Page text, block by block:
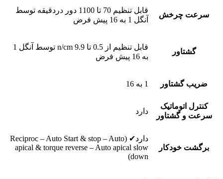
سرعت چرخش
قابل تنظیم 70 تا 1100 دور دردقیقه توسط
آنگل 1 به 16 پیش فرض
گشتاور
قابل تنظیم از 0.5 تا 9.9 n/cm توسط آنگل 1
به 16 پیش فرض
ضریب گشتاور 1 به 16
کنترل اتوماتیک
سرعت و گشتاور
دارد
برگشت خودکار
دارد✔ (Reciproc – Auto Start & stop – Auto
apical & torque reverse – Auto apical slow
down)